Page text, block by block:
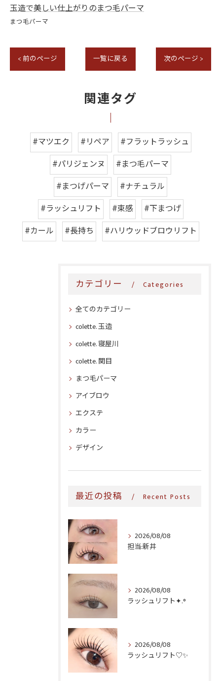
玉造で美しい仕上がりのまつ毛パーマ
まつ毛パーマ
< 前のページ 一覧に戻る 次のページ >
関連タグ
#マツエク #リペア
#フラットラッシュ
#パリジェンヌ
#まつ毛パーマ
#まつげパーマ
#ナチュラル
#ラッシュリフト
#束感
#下まつげ
#カール
#長持ち #ハリウッドブロウリフト
カテゴリー Categories
全てのカテゴリー
colette. 玉造
colette. 寝屋川
colette. 関目
まつ毛パーマ
アイブロウ
エクステ
カラー
デザイン
最近の投稿 Recent Posts
2026/08/08
担当:新井
2026/08/08
ラッシュリフト✦.°
2026/08/08
ラッシュリフト♡✨